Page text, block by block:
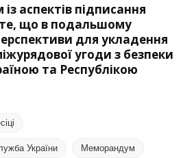
аспектів підписання
що в подальшому
для укладення
угоди з безпеки
та Республікою
України Меморандум